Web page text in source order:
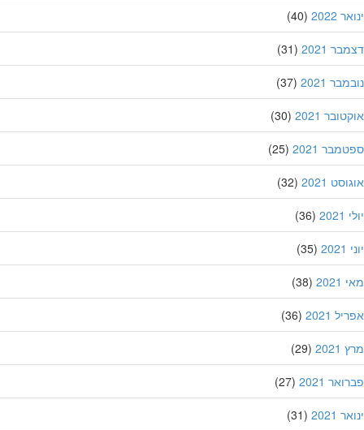
2022
(40)
2021
(31)
2021
(37)
2021
(30)
2021
(25)
2021
(32)
(36)
(35)
(38)
2021
(36)
(29)
2021
(27)
2021
(31)